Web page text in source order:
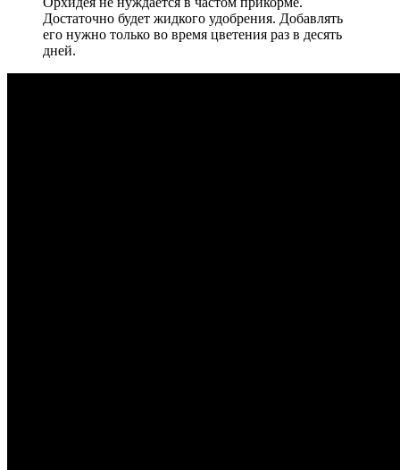
Достаточно будет жидкого удобрения. Добавлять
его нужно только во время цветения раз в десять
дней.